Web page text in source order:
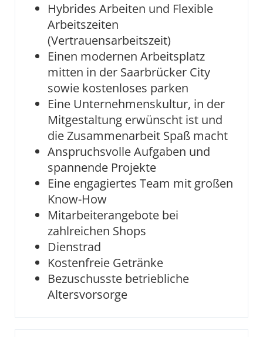
Hybrides Arbeiten und Flexible
Arbeitszeiten
(Vertrauensarbeitszeit)
Einen modernen Arbeitsplatz
mitten in der Saarbrücker City
sowie kostenloses parken
Eine Unternehmenskultur, in der
Mitgestaltung erwünscht ist und
die Zusammenarbeit Spaß macht
Anspruchsvolle Aufgaben und
spannende Projekte
Eine engagiertes Team mit großen
Know-How
Mitarbeiterangebote bei
zahlreichen Shops
Dienstrad
Kostenfreie Getränke
Bezuschusste betriebliche
Altersvorsorge